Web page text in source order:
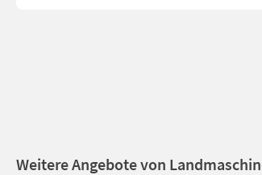
Weitere Angebote von